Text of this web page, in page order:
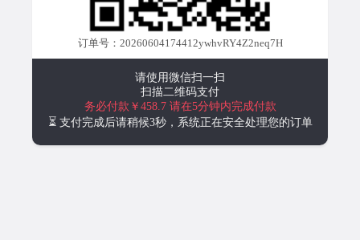
订单号：20260604174412ywhvRY4Z2neq7H
请使用微信扫一扫
扫描二维码支付
务必付款￥458.7 请在5分钟内完成付款
⏳ 支付完成后请稍候3秒，系统正在安全处理您的订单